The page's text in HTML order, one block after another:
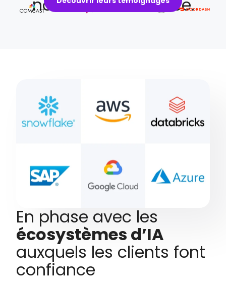
nous font confiance.
En phase avec les
écosystèmes d’IA
auxquels les clients font
confiance